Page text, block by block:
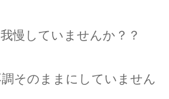
慢していませんか？？
そのままにしていません